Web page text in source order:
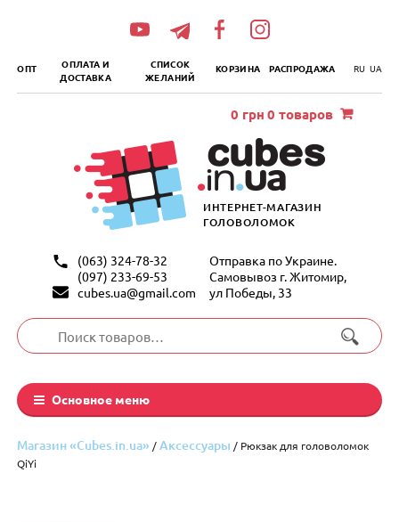
ОПТ
ОПЛАТА И
ДОСТАВКА
СПИСОК
ЖЕЛАНИЙ
КОРЗИНА РАСПРОДАЖА RU UA
ИНТЕРНЕТ-МАГАЗИН
ГОЛОВОЛОМОК
(063) 324-78-32
(097) 233-69-53
cubes.ua@gmail.com
Отправка по Украине.
Самовывоз г. Житомир,
ул Победы, 33
Искать:
Основное меню
0 грн 0 товаров
Магазин «Cubes.in.ua» /Аксессуары / Рюкзак для головоломок
QiYi